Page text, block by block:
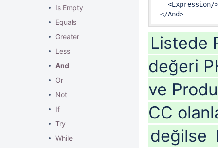
Is Empty
Equals
Greater
Less
And
Or
Not
If
Try
While
   <Expression/>
</And>
Listede
değeri
ve
CC
değilse